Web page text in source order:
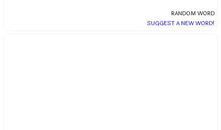
RANDOM WORD
SUGGEST A NEW WORD!